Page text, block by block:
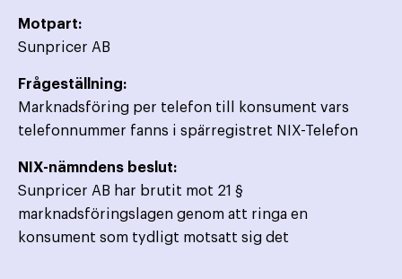
Motpart:
Sunpricer AB
Frågeställning:
Marknadsföring per telefon till konsument vars
telefonnummer fanns i spärregistret NIX-Telefon
NIX-nämndens beslut:
Sunpricer AB har brutit mot 21 §
marknadsföringslagen genom att ringa en
konsument som tydligt motsatt sig det